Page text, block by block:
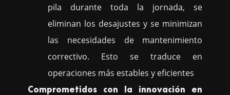
pila durante toda la jornada, se
eliminan los desajustes y se minimizan
las necesidades de mantenimiento
correctivo. Esto se traduce en
operaciones más estables y eficientes
Comprometidos con la innovación en